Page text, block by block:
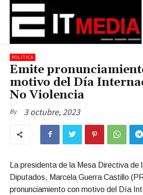
POLÍTICA
Emite
motivo del Día
No Violencia
By 3 octubre, 2023
La presidenta de la Mesa Directiva de
Diputados, Marcela Guerra Castillo
pronunciamiento con motivo del Día